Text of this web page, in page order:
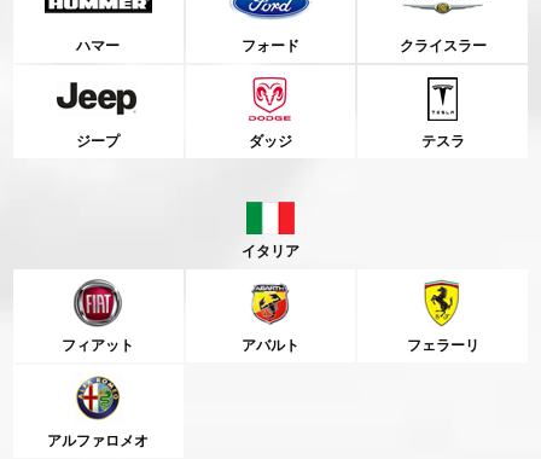
ハマー フォード クライスラー
ジープ ダッジ テスラ
イタリア
フィアット アバルト フェラーリ
アルファロメオ